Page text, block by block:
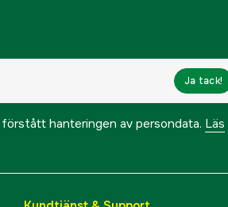
Ja tack!
hanteringen av persondata. Läs